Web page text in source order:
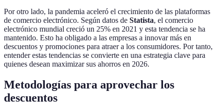
Por otro lado, la pandemia aceleró el crecimiento de las plataformas
de comercio electrónico. Según datos de Statista, el comercio
electrónico mundial creció un 25% en 2021 y esta tendencia se ha
mantenido. Esto ha obligado a las empresas a innovar más en
descuentos y promociones para atraer a los consumidores. Por tanto,
entender estas tendencias se convierte en una estrategia clave para
quienes desean maximizar sus ahorros en 2026.
Metodologías para aprovechar los
descuentos